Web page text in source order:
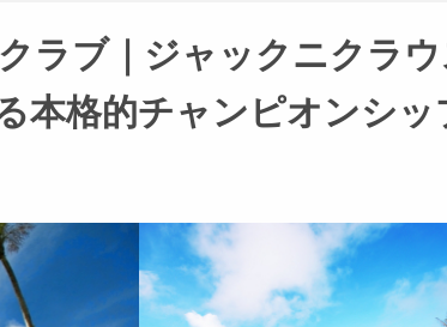
ラブ｜ジャックニクラウ
本格的チャンピオンシッ